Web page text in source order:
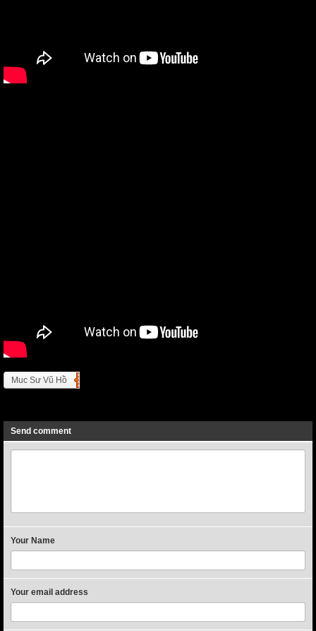
Muc Sư Vũ Hồ
Send comment
Your Name
Your email address